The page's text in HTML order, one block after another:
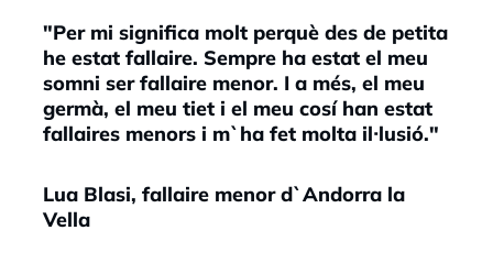
"Per mi significa molt perquè des de petita
he estat fallaire. Sempre ha estat el meu
somni ser fallaire menor. I a més, el meu
germà, el meu tiet i el meu cosí han estat
fallaires menors i m`ha fet molta il·lusió."
Lua Blasi, fallaire menor d`Andorra la
Vella